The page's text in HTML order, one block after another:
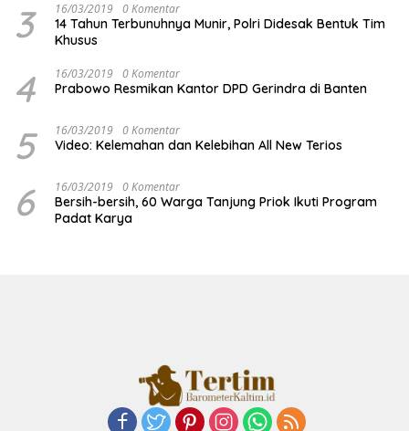
3 16/03/2019 0 Komentar
14 Tahun Terbunuhnya Munir, Polri Didesak Bentuk Tim
Khusus
4 16/03/2019 0 Komentar
Prabowo Resmikan Kantor DPD Gerindra di Banten
5 16/03/2019 0 Komentar
Video: Kelemahan dan Kelebihan All New Terios
6 16/03/2019 0 Komentar
Bersih-bersih, 60 Warga Tanjung Priok Ikuti Program
Padat Karya